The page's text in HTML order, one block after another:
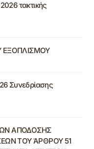
τακτικής
ΕΞΟΠΛΙΣΜΟΥ
Συνεδρίασης
ΑΠΟΔΟΣΗΣ
ΤΟΥ ΆΡΘΡΟΥ 51